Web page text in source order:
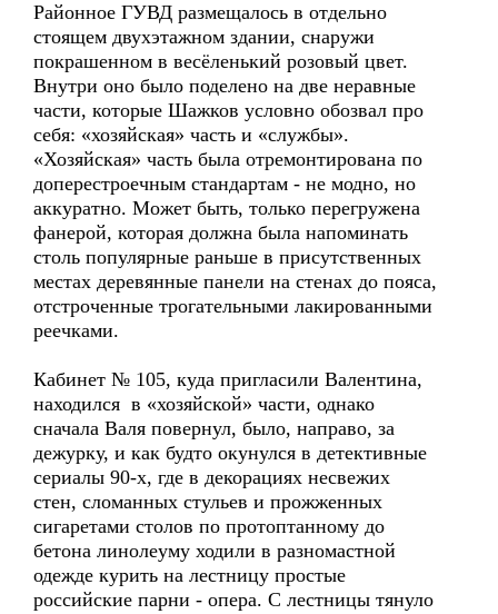
Районное ГУВД размещалось в отдельно
стоящем двухэтажном здании, снаружи
покрашенном в весёленький розовый цвет.
Внутри оно было поделено на две неравные
части, которые Шажков условно обозвал про
себя: «хозяйская» часть и «службы».
«Хозяйская» часть была отремонтирована по
доперестроечным стандартам - не модно, но
аккуратно. Может быть, только перегружена
фанерой, которая должна была напоминать
столь популярные раньше в присутственных
местах деревянные панели на стенах до пояса,
отстроченные трогательными лакированными
реечками.
Кабинет № 105, куда пригласили Валентина,
находился в «хозяйской» части, однако
сначала Валя повернул, было, направо, за
дежурку, и как будто окунулся в детективные
сериалы 90-х, где в декорациях несвежих
стен, сломанных стульев и прожженных
сигаретами столов по протоптанному до
бетона линолеуму ходили в разномастной
одежде курить на лестницу простые
российские парни - опера. С лестницы тянуло